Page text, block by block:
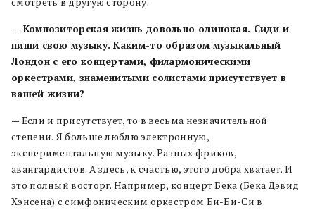
— Композиторская жизнь довольно одинокая. Сиди и
пиши свою музыку. Каким-то образом музыкальный
Лондон с его концертами, филармоническими
оркестрами, знаменитыми солистами присутствует в
вашей жизни?
— Если и присутствует, то в весьма незначительной
степени. Я больше люблю электронную,
экспериментальную музыку. Разных фриков,
авангардистов. А здесь, к счастью, этого добра хватает. И
это полный восторг. Например, концерт Бека (Бека Дэвид
Хэнсена) с симфоническим оркестром Би-Би-Си в